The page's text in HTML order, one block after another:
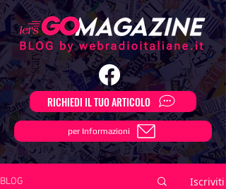
RICHIEDI IL TUO ARTICOLO
per Informazioni
BLOG Iscriviti